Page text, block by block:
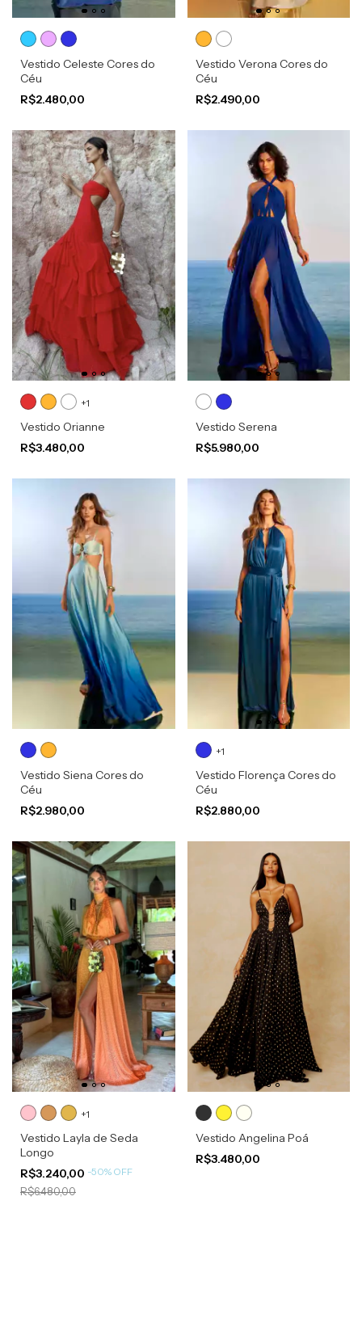
Vestido Celeste Cores do
Céu
R$2.480,00
Vestido Verona Cores do
Céu
R$2.490,00
+1
Vestido Orianne
R$3.480,00
Vestido Serena
R$5.980,00
Vestido Siena Cores do
Céu
R$2.980,00
+1
Vestido Florença Cores do
Céu
R$2.880,00
+1
Vestido Layla de Seda
Longo
R$3.240,00 -50% OFF
R$6.480,00
Vestido Angelina Poá
R$3.480,00